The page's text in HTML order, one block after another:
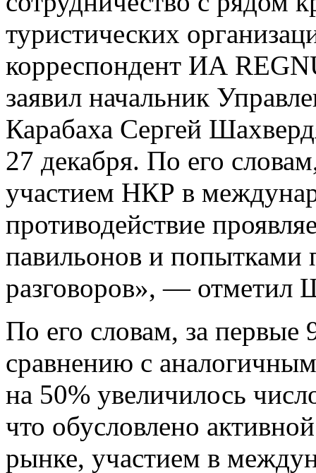
туристических
корреспондент ИА
заявил начальник
Карабаха Сергей
27 декабря. По его
участием НКР в
противодействие
павильонов и попытками
разговоров», — отметил
По его словам, за первые
сравнению с
на 50% увеличилось
что обусловлено
рынке, участием в